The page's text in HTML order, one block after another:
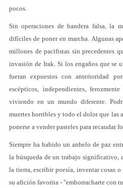
pocos.
Sin operaciones de bandera falsa, la
difíciles de poner en marcha. Algunas
millones de pacifistas sin precedentes
invasión de Irak. Si los engaños que se
fueran expuestos con anterioridad
escépticos, independientes,
viviendo en un mundo diferente.
muertes horribles y todo el dolor que las
ponerse a vender pasteles para recaudar
Siempre ha habido un anhelo de paz
la búsqueda de un trabajo significativo,
la tierra, escribir poesía, inventar cosas
su afición favorita - "emborracharte con